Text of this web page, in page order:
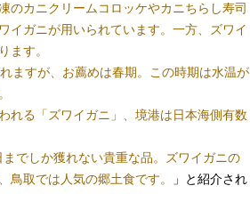
のカニクリームコロッケやカニちらし寿司
イガニが用いられています。一方、ズワイ
ます。
ますが、お薦めは春期。この時期は水温が
れる「ズワイガニ」、境港は日本海側有数
でしか獲れない貴重な品。ズワイガニの
鳥取では人気の郷土食です。
」と紹介され